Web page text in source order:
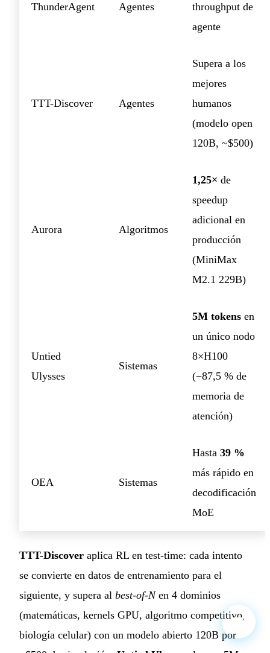
ThunderAgent Agentes
throughput de
agente
TTT-Discover Agentes
Supera a los
mejores
humanos
(modelo open
120B, ~$500)
Aurora Algoritmos
1,25× de
speedup
adicional en
producción
(MiniMax
M2.1 229B)
Untied
Ulysses
Sistemas
5M tokens en
un único nodo
8×H100
(−87,5 % de
memoria de
atención)
OEA Sistemas
Hasta 39 %
más rápido en
decodificación
MoE
TTT-Discover aplica RL en test-time: cada intento
se convierte en datos de entrenamiento para el
siguiente, y supera al best-of-Nen 4 dominios
(matemáticas, kernels GPU, algoritmo competitivo,
biología celular) con un modelo abierto 120B por